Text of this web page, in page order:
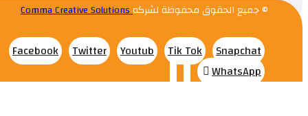
© جميع الحقوق محفوظة لشركهComma Creative Solutions
Facebook Twitter Youtub Tik Tok
Snapchat
WhatsApp